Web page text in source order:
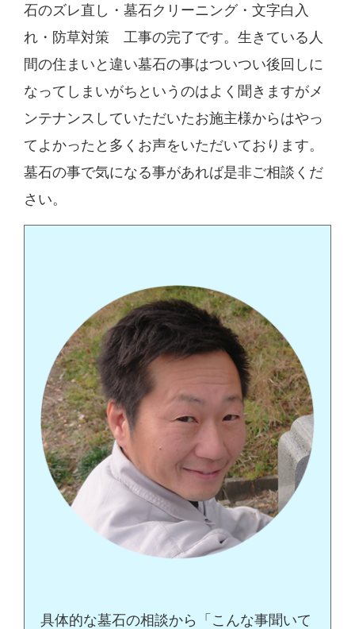
石のズレ直し・墓石クリーニング・文字白入
れ・防草対策 工事の完了です。生きている人
間の住まいと違い墓石の事はついつい後回しに
なってしまいがちというのはよく聞きますがメ
ンテナンスしていただいたお施主様からはやっ
てよかったと多くお声をいただいております。
墓石の事で気になる事があれば是非ご相談くだ
さい。
具体的な墓石の相談から「こんな事聞いて